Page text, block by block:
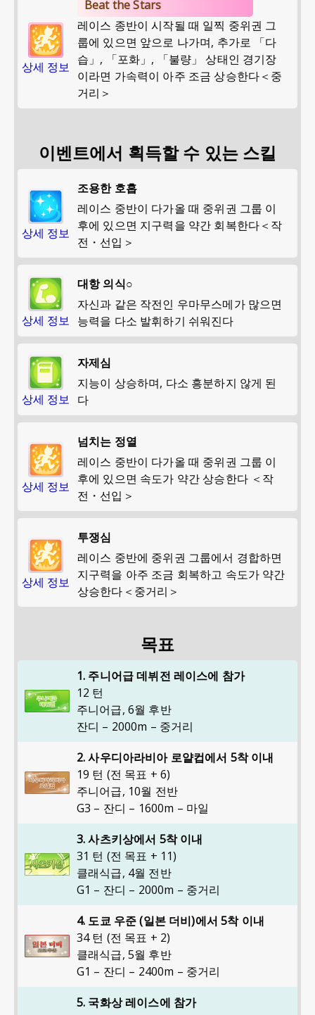
상세 정보
Beat the Stars
레이스 종반이 시작될 때 일찍 중위권 그
룹에 있으면 앞으로 나가며, 추가로 「다
습」, 「포화」, 「불량」 상태인 경기장
이라면 가속력이 아주 조금 상승한다＜중
거리＞
이벤트에서 획득할 수 있는 스킬
상세 정보
조용한 호흡
레이스 중반이 다가올 때 중위권 그룹 이
후에 있으면 지구력을 약간 회복한다＜작
전・선입＞
상세 정보
대항 의식○
자신과 같은 작전인 우마무스메가 많으면
능력을 다소 발휘하기 쉬워진다
상세 정보
자제심
지능이 상승하며, 다소 흥분하지 않게 된
다
상세 정보
넘치는 정열
레이스 중반이 다가올 때 중위권 그룹 이
후에 있으면 속도가 약간 상승한다 ＜작
전・선입＞
상세 정보
투쟁심
레이스 중반에 중위권 그룹에서 경합하면
지구력을 아주 조금 회복하고 속도가 약간
상승한다＜중거리＞
목표
1. 주니어급 데뷔전 레이스에 참가
12 턴
주니어급, 6월 후반
잔디 – 2000m – 중거리
2. 사우디아라비아 로얄컵에서 5착 이내
19 턴 (전 목표 + 6)
주니어급, 10월 전반
G3 – 잔디 – 1600m – 마일
3. 사츠키상에서 5착 이내
31 턴 (전 목표 + 11)
클래식급, 4월 전반
G1 – 잔디 – 2000m – 중거리
4. 도쿄 우준 (일본 더비)에서 5착 이내
34 턴 (전 목표 + 2)
클래식급, 5월 후반
G1 – 잔디 – 2400m – 중거리
5. 국화상 레이스에 참가